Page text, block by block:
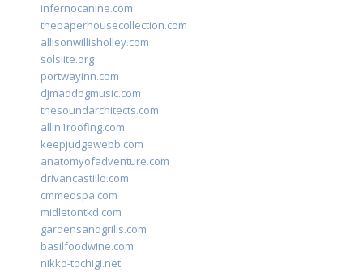
infernocanine.com
thepaperhousecollection.com
allisonwillisholley.com
solslite.org
portwayinn.com
djmaddogmusic.com
thesoundarchitects.com
allin1roofing.com
keepjudgewebb.com
anatomyofadventure.com
drivancastillo.com
cmmedspa.com
midletontkd.com
gardensandgrills.com
basilfoodwine.com
nikko-tochigi.net